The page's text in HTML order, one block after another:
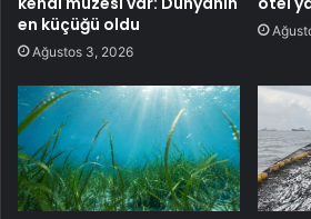
en küçüğü oldu
Ağustos 3, 2026